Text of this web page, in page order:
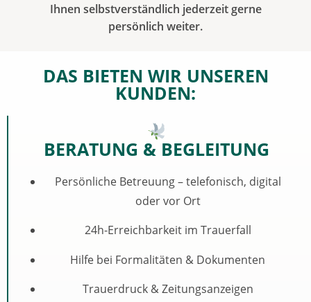
Ihnen selbstverständlich jederzeit gerne
persönlich weiter.
DAS BIETEN WIR UNSEREN
KUNDEN:
BERATUNG & BEGLEITUNG
Persönliche Betreuung – telefonisch, digital
oder vor Ort
24h-Erreichbarkeit im Trauerfall
Hilfe bei Formalitäten & Dokumenten
Trauerdruck & Zeitungsanzeigen